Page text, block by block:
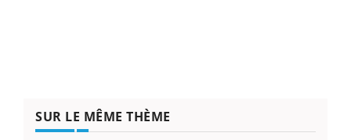
SUR LE MÊME THÈME